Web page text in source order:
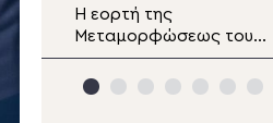
Η εορτή της
Μεταμορφώσεως του
Σωτήρος στα Λευκάκια
Ναυπλίου